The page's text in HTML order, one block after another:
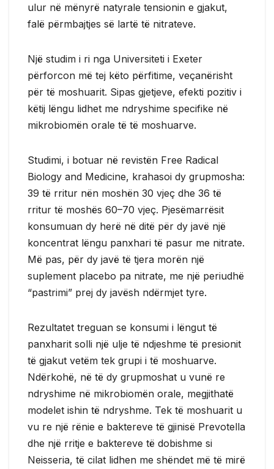
ulur në mënyrë natyrale tensionin e gjakut,
falë përmbajtjes së lartë të nitrateve.
Një studim i ri nga Universiteti i Exeter
përforcon më tej këto përfitime, veçanërisht
për të moshuarit. Sipas gjetjeve, efekti pozitiv i
këtij lëngu lidhet me ndryshime specifike në
mikrobiomën orale të të moshuarve.
Studimi, i botuar në revistën Free Radical
Biology and Medicine, krahasoi dy grupmosha:
39 të rritur nën moshën 30 vjeç dhe 36 të
rritur të moshës 60–70 vjeç. Pjesëmarrësit
konsumuan dy herë në ditë për dy javë një
koncentrat lëngu panxhari të pasur me nitrate.
Më pas, për dy javë të tjera morën një
suplement placebo pa nitrate, me një periudhë
“pastrimi” prej dy javësh ndërmjet tyre.
Rezultatet treguan se konsumi i lëngut të
panxharit solli një ulje të ndjeshme të presionit
të gjakut vetëm tek grupi i të moshuarve.
Ndërkohë, në të dy grupmoshat u vunë re
ndryshime në mikrobiomën orale, megjithatë
modelet ishin të ndryshme. Tek të moshuarit u
vu re një rënie e baktereve të gjinisë Prevotella
dhe një rritje e baktereve të dobishme si
Neisseria, të cilat lidhen me shëndet më të mirë